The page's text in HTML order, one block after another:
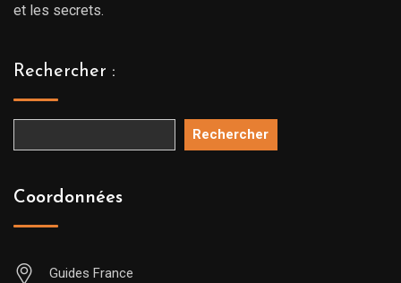
et les secrets.
Rechercher :
Rechercher
Coordonnées
Guides France